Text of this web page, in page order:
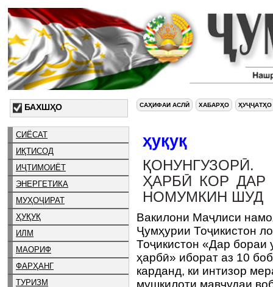
БАХШҲО
СИЁСАТ
ИҚТИСОД
ИҶТИМОИЁТ
ЭНЕРГЕТИКА
МУҲОҶИРАТ
ҲУҚУҚ
ИЛМ
МАОРИФ
ФАРҲАНГ
ТУРИЗМ
САҲИФАИ АСЛӢ ХАБАРҲО ҲУҶҶАТҲО
ҳуқуқ
ҲАРБӢ КОР ДАР
НОМУМКИН ШУД
Вакилони Маҷлиси
Ҷумҳурии Тоҷикистон
Тоҷикистон «Дар бораи
ҳарбӣ» иборат аз 10
карданд, ки интизор
мушкилоти мавҷудаи